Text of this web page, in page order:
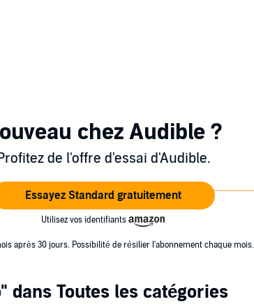
chez Audible ?
de l'offre d'essai d'Audible.
Essayez Standard gratuitement
Utilisez vos identifiants
après 30 jours. Possibilité de résilier l'abonnement chaque mois.
dans Toutes les catégories